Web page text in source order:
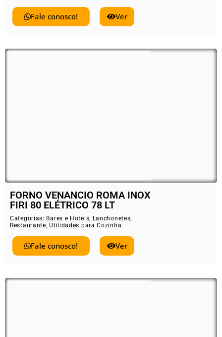
Fale conosco! Ver
FORNO VENANCIO ROMA INOX
FIRI 80 ELÉTRICO 78 LT
Categorias: Bares e Hoteis, Lanchonetes,
Restaurante,Utilidades para Cozinha
Fale conosco! Ver